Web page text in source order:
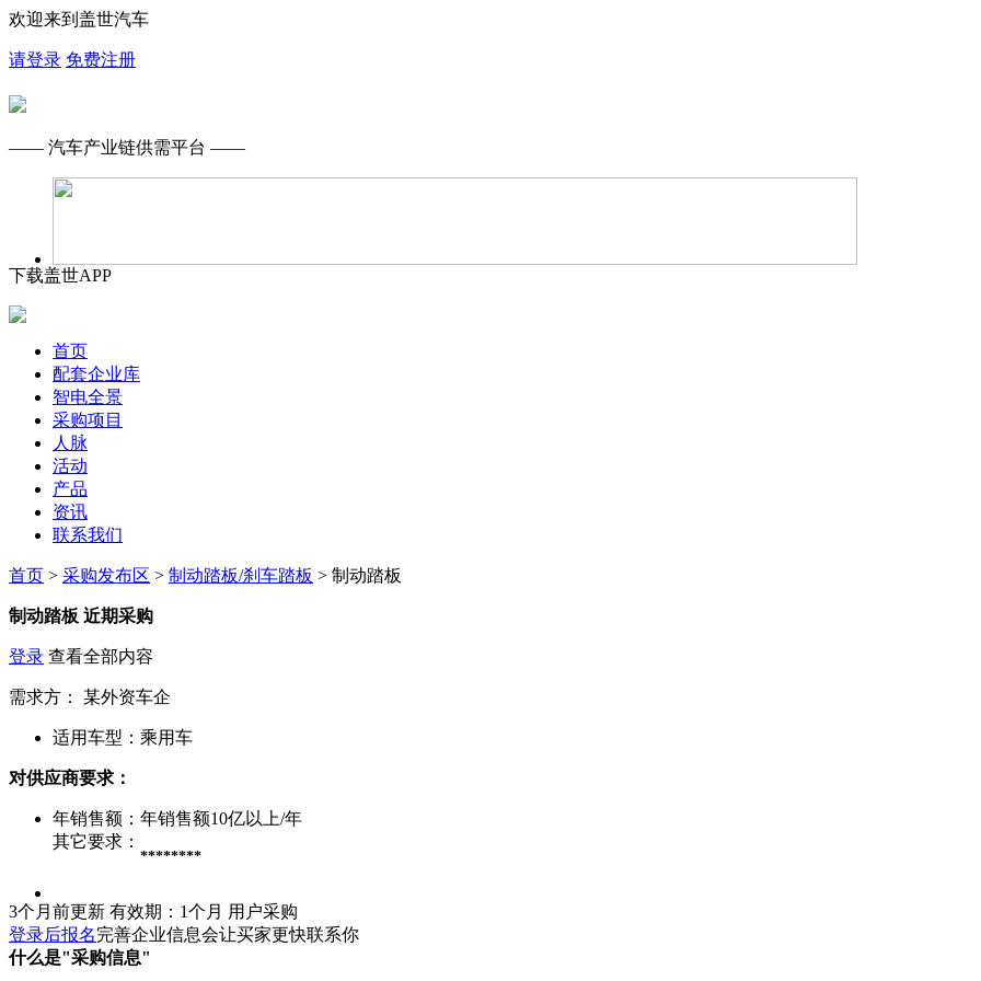
欢迎来到盖世汽车
请登录 免费注册
—— 汽车产业链供需平台 ——
下载盖世APP
首页
配套企业库
智电全景
采购项目
人脉
活动
产品
资讯
联系我们
首页 > 采购发布区 > 制动踏板/刹车踏板 > 制动踏板
制动踏板 近期采购
登录 查看全部内容
需求方： 某外资车企
适用车型： 乘用车
对供应商要求：
年销售额： 年销售额10亿以上/年
其它要求：
********
3个月前更新 有效期：1个月 用户采购
登录后报名完善企业信息会让买家更快联系你
什么是"采购信息"